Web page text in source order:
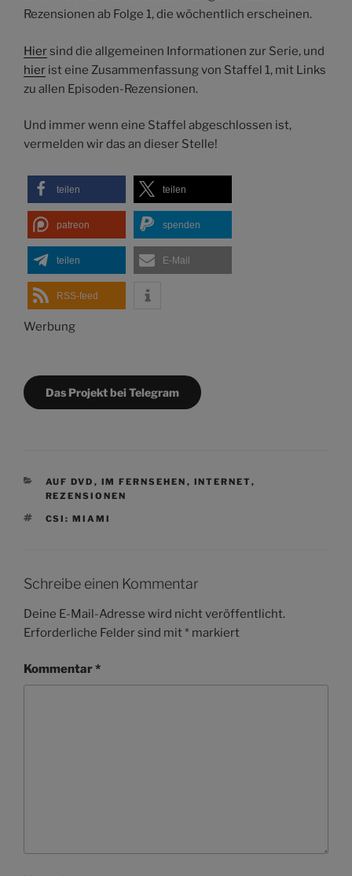
Rezensionen ab Folge 1, die wöchentlich erscheinen.
Hiersind die allgemeinen Informationen zur Serie, und
hier ist eine Zusammenfassung von Staffel 1, mit Links
zu allen Episoden-Rezensionen.
Und immer wenn eine Staffel abgeschlossen ist,
vermelden wir das an dieser Stelle!
teilen teilen
patreon spenden
teilen E-Mail
RSS-feed
Werbung
Das Projekt bei Telegram
KATEGORIEN
AUF DVD , IM FERNSEHEN , INTERNET,
REZENSIONEN
SCHLAGWÖRTER
CSI: MIAMI
Schreibe einen Kommentar
Deine E-Mail-Adresse wird nicht veröffentlicht.
Erforderliche Felder sind mit* markiert
Kommentar*